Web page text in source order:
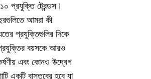
প্রযুক্তি ট্রেন্ডস।
আমরা কী
প্রযুক্তিগুলির দিকে
প্রযুক্তির বয়সকে আরও
এবং কোনও উদ্বেগ
একটি বাস্তবের হবে যা